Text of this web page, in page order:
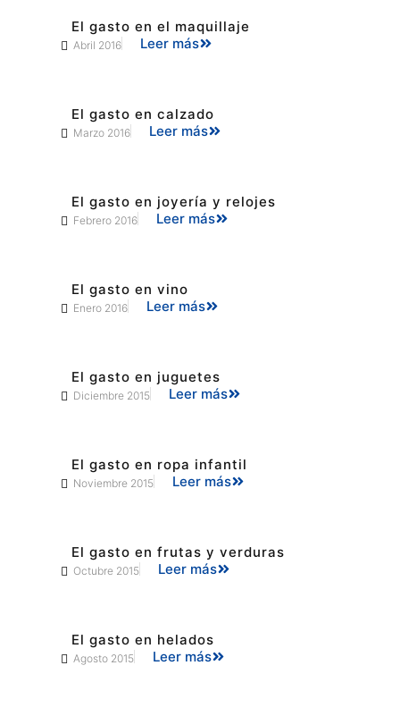
El gasto en el maquillaje
Abril 2016 Leer más
El gasto en calzado
Marzo 2016 Leer más
El gasto en joyería y relojes
Febrero 2016 Leer más
El gasto en vino
Enero 2016 Leer más
El gasto en juguetes
Diciembre 2015 Leer más
El gasto en ropa infantil
Noviembre 2015 Leer más
El gasto en frutas y verduras
Octubre 2015 Leer más
El gasto en helados
Agosto 2015 Leer más